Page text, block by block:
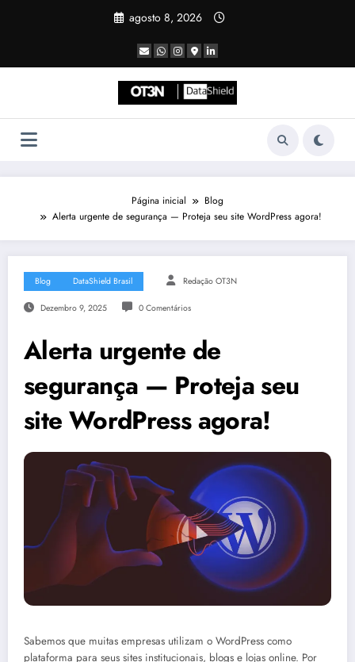
agosto 8, 2026
Página inicial
Blog
Alerta urgente de segurança — Proteja seu site WordPress agora!
Blog DataShield Brasil Redação OT3N
Dezembro 9, 2025 0 Comentários
Alerta urgente de
segurança — Proteja seu
site WordPress agora!
Sabemos que muitas empresas utilizam o WordPress como
plataforma para seus sites institucionais, blogs e lojas online. Por